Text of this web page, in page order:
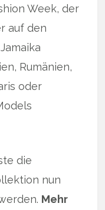
Week, der
auf den
Rumänien,
oder
die
nun
Mehr